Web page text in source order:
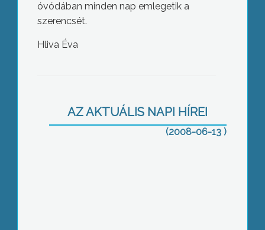
óvódában minden nap emlegetik a
szerencsét.
Hliva Éva
AZ AKTUÁLIS NAPI HÍREI
(2008-06-13 )